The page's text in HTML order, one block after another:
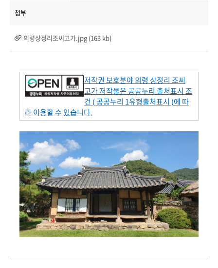
첨부
의령상정리조씨고가.jpg (163 kb)
저작권 보호분야 의령 상정리 조씨
고가저작물은 공공누리 출처표시 조
건 (공공누리 1유형출처표시 )에 따
라 이용할 수 있습니다.